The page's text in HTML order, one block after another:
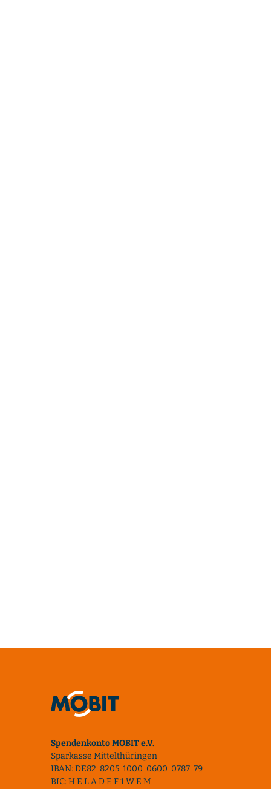
Spendenkonto MOBIT e.V.
Sparkasse Mittelthüringen
IBAN: DE82 8205 1000 0600 0787 79
BIC: H E L A D E F 1 W E M